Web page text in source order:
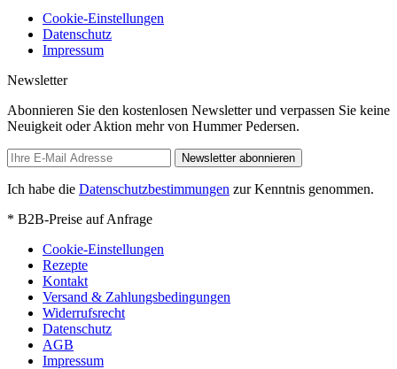
Cookie-Einstellungen
Datenschutz
Impressum
Newsletter
Abonnieren Sie den kostenlosen Newsletter und verpassen Sie keine
Neuigkeit oder Aktion mehr von Hummer Pedersen.
Newsletter abonnieren
Ich habe die Datenschutzbestimmungen zur Kenntnis genommen.
* B2B-Preise auf Anfrage
Cookie-Einstellungen
Rezepte
Kontakt
Versand & Zahlungsbedingungen
Widerrufsrecht
Datenschutz
AGB
Impressum